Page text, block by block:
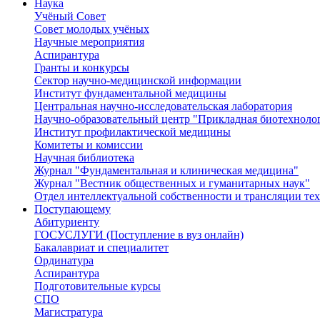
Наука
Учёный Cовет
Совет молодых учёных
Научные мероприятия
Аспирантура
Гранты и конкурсы
Сектор научно-медицинской информации
Институт фундаментальной медицины
Центральная научно-исследовательская лаборатория
Научно-образовательный центр "Прикладная
Институт профилактической медицины
Комитеты и комиссии
Научная библиотека
Журнал "Фундаментальная и клиническая медицина"
Журнал "Вестник общественных и гуманитарных наук"
Отдел интеллектуальной собственности и трансляции
Поступающему
Абитуриенту
ГОСУСЛУГИ (Поступление в вуз онлайн)
Бакалавриат и специалитет
Ординатура
Аспирантура
Подготовительные курсы
СПО
Магистратура